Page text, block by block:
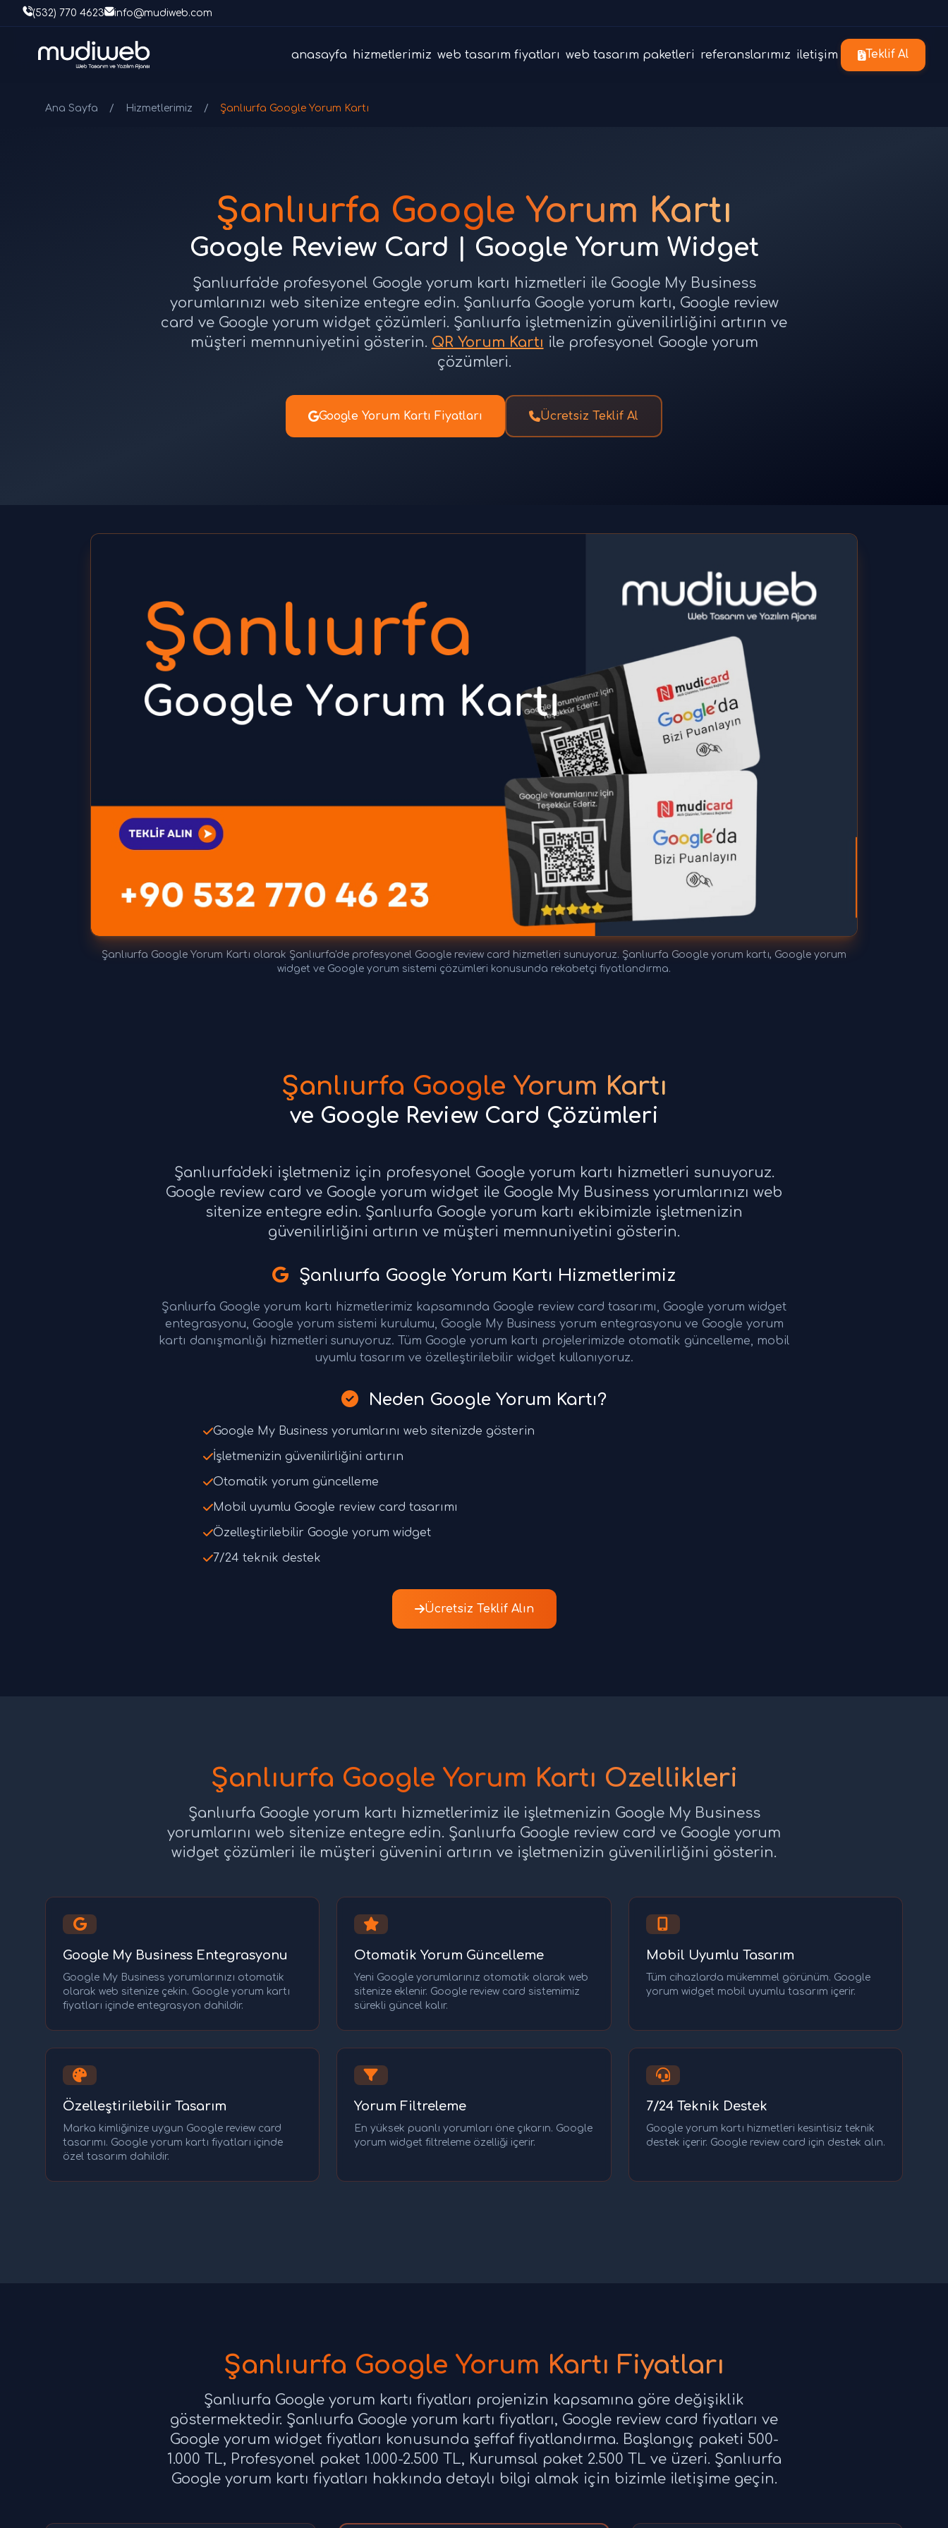
(532) 770 4623 info@mudiweb.com
anasayfa hizmetlerimiz web tasarım fiyatları web tasarım paketleri referanslarımız iletişim Teklif Al
Ana Sayfa / Hizmetlerimiz / Şanlıurfa Google Yorum Kartı
Şanlıurfa Google Yorum Kartı
Google Review Card | Google Yorum Widget
Şanlıurfa'de profesyonel Google yorum kartı hizmetleri ile Google My Business
yorumlarınızı web sitenize entegre edin. Şanlıurfa Google yorum kartı, Google review
card ve Google yorum widget çözümleri. Şanlıurfa işletmenizin güvenilirliğini artırın ve
müşteri memnuniyetini gösterin. QR Yorum Kartı ile profesyonel Google yorum
çözümleri.
Google Yorum Kartı Fiyatları Ücretsiz Teklif Al
Şanlıurfa Google Yorum Kartı olarak Şanlıurfa'de profesyonel Google review card hizmetleri sunuyoruz. Şanlıurfa Google yorum kartı, Google yorum
widget ve Google yorum sistemi çözümleri konusunda rekabetçi fiyatlandırma.
Şanlıurfa Google Yorum Kartı
ve Google Review Card Çözümleri
Şanlıurfa'deki işletmeniz için profesyonel Google yorum kartı hizmetleri sunuyoruz.
Google review card ve Google yorum widget ile Google My Business yorumlarınızı web
sitenize entegre edin. Şanlıurfa Google yorum kartı ekibimizle işletmenizin
güvenilirliğini artırın ve müşteri memnuniyetini gösterin.
Şanlıurfa Google Yorum Kartı Hizmetlerimiz
Şanlıurfa Google yorum kartı hizmetlerimiz kapsamında Google review card tasarımı, Google yorum widget
entegrasyonu, Google yorum sistemi kurulumu, Google My Business yorum entegrasyonu ve Google yorum
kartı danışmanlığı hizmetleri sunuyoruz. Tüm Google yorum kartı projelerimizde otomatik güncelleme, mobil
uyumlu tasarım ve özelleştirilebilir widget kullanıyoruz.
Neden Google Yorum Kartı?
Google My Business yorumlarını web sitenizde gösterin
İşletmenizin güvenilirliğini artırın
Otomatik yorum güncelleme
Mobil uyumlu Google review card tasarımı
Özelleştirilebilir Google yorum widget
7/24 teknik destek
Ücretsiz Teklif Alın
Şanlıurfa Google Yorum Kartı Özellikleri
Şanlıurfa Google yorum kartı hizmetlerimiz ile işletmenizin Google My Business
yorumlarını web sitenize entegre edin. Şanlıurfa Google review card ve Google yorum
widget çözümleri ile müşteri güvenini artırın ve işletmenizin güvenilirliğini gösterin.
Google My Business Entegrasyonu
Google My Business yorumlarınızı otomatik
olarak web sitenize çekin. Google yorum kartı
fiyatları içinde entegrasyon dahildir.
Otomatik Yorum Güncelleme
Yeni Google yorumlarınız otomatik olarak web
sitenize eklenir. Google review card sistemimiz
sürekli güncel kalır.
Mobil Uyumlu Tasarım
Tüm cihazlarda mükemmel görünüm. Google
yorum widget mobil uyumlu tasarım içerir.
Özelleştirilebilir Tasarım
Marka kimliğinize uygun Google review card
tasarımı. Google yorum kartı fiyatları içinde
özel tasarım dahildir.
Yorum Filtreleme
En yüksek puanlı yorumları öne çıkarın. Google
yorum widget filtreleme özelliği içerir.
7/24 Teknik Destek
Google yorum kartı hizmetleri kesintisiz teknik
destek içerir. Google review card için destek alın.
Şanlıurfa Google Yorum Kartı Fiyatları
Şanlıurfa Google yorum kartı fiyatları projenizin kapsamına göre değişiklik
göstermektedir. Şanlıurfa Google yorum kartı fiyatları, Google review card fiyatları ve
Google yorum widget fiyatları konusunda şeffaf fiyatlandırma. Başlangıç paketi 500-
1.000 TL, Profesyonel paket 1.000-2.500 TL, Kurumsal paket 2.500 TL ve üzeri. Şanlıurfa
Google yorum kartı fiyatları hakkında detaylı bilgi almak için bizimle iletişime geçin.